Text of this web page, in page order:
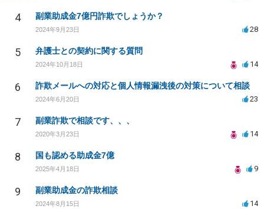
4 副業助成金7億円詐欺でしょうか？
2024年9月23日 28
5 弁護士との契約に関する質問
2024年10月18日 14
6 詐欺メールへの対応と個人情報漏洩後の対策について相談
2024年6月20日 23
7 副業詐欺で相談です、、、
2020年3月23日 14
8 国も認める助成金7億
2025年4月18日 9
9 副業助成金の詐欺相談
2024年8月15日 14